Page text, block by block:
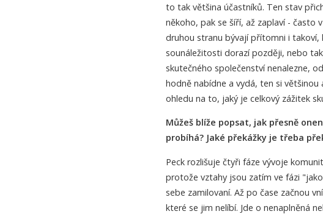
to tak většina účastníků. Ten stav
někoho, pak se šíří, až zaplaví - často
druhou stranu bývají přítomni i
sounáležitosti dorazí později, nebo
skutečného společenství nenalezne,
hodně nabídne a vydá, ten si
ohledu na to, jaký je celkový zážitek
Můžeš blíže popsat, jak přesně
probíhá? Jaké překážky je třeba
Peck rozlišuje čtyři fáze vývoje
protože vztahy jsou zatím ve fázi
sebe zamilovaní. Až po čase začnou
které se jim nelíbí. Jde o nenaplněná